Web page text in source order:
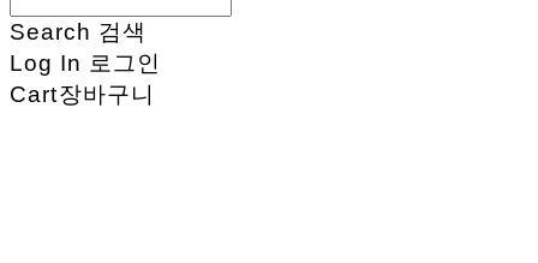
Search 검색
Log In 로그인
Cart장바구니